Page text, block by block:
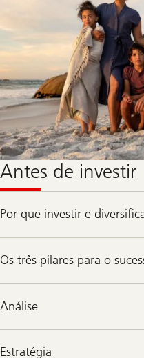
Antes de investir
Por que investir e
Os três pilares para o
Análise
Estratégia